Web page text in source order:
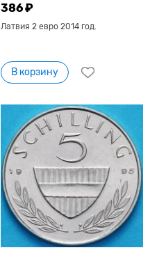
386 ₽
Латвия 2 евро 2014 год.
В корзину